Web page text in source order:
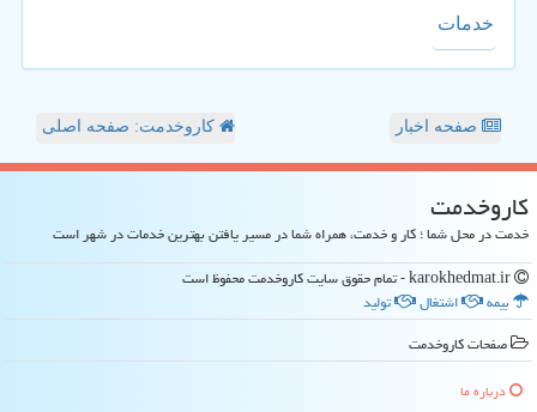
خدمات
صفحه اخبار کاروخدمت: صفحه اصلی
كاروخدمت
خدمت در محل شما ؛ کار و خدمت، همراه شما در مسیر یافتن بهترین خدمات در شهر است
بیمه
اشتغال
تولید
صفحات كاروخدمت
درباره ما